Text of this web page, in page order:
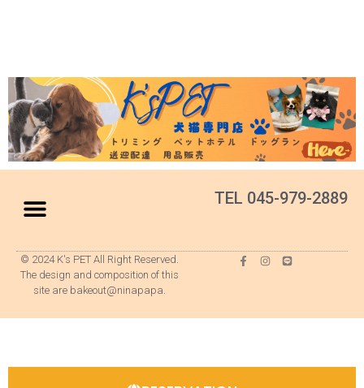
TEL 045-979-2889
© 2024 K's PET All Right Reserved.
The design and composition of this
site are bakeout@ninapapa.